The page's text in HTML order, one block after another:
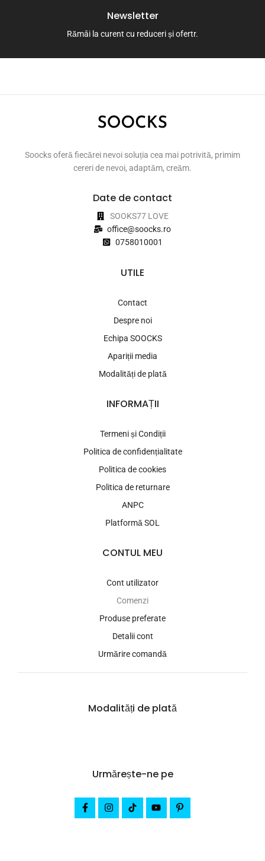
Newsletter
Rămâi la curent cu reduceri și ofertr.
Soocks oferă fiecărei nevoi soluția cea mai potrivită, primim
cereri de nevoi, adaptăm, creăm.
Date de contact
SOOKS77 LOVE
office@soocks.ro
0758010001
UTILE
Contact
Despre noi
Echipa SOOCKS
Apariții media
Modalități de plată
INFORMAȚII
Termeni și Condiții
Politica de confidențialitate
Politica de cookies
Politica de returnare
ANPC
Platformă SOL
CONTUL MEU
Cont utilizator
Comenzi
Produse preferate
Detalii cont
Urmărire comandă
Modalități de plată
Urmărește-ne pe